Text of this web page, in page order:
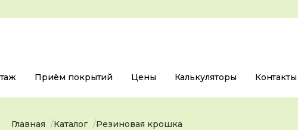
Приём покрытий Цены Калькуляторы Контакты
Главная Каталог Резиновая крошка